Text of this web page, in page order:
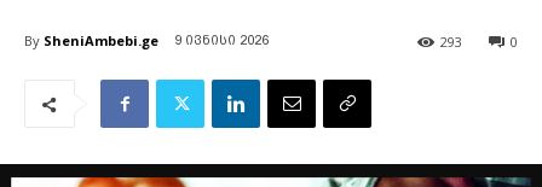
By SheniAmbebi.ge 9 ივნისი 2026 0
293